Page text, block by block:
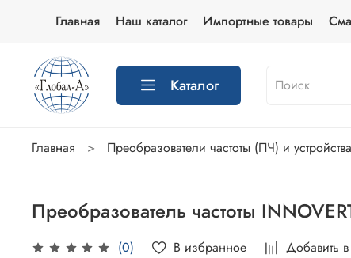
Главная Наш каталог Импортные товары
Каталог
Главная Преобразователи частоты (ПЧ) и
Преобразователь частоты
(0) В избранное Добавить